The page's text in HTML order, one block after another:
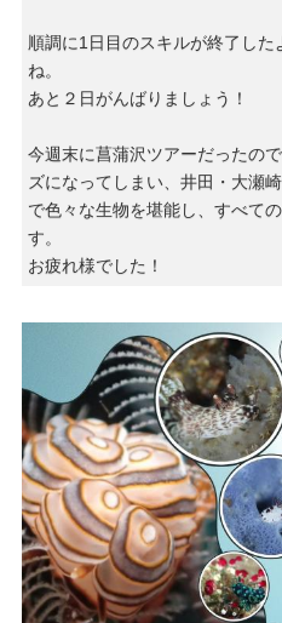
順調に1日目のスキルが終了し
ね。
あと２日がんばりましょう！
今週末に菖蒲沢ツアーだったの
ズになってしまい、井田・大瀬
で色々な生物を堪能し、すべて
す。
お疲れ様でした！